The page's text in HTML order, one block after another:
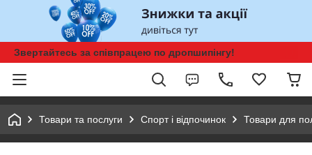
Звертайтесь за співпрацею по дропшипінгу!
Товари та послуги Спорт і відпочинок Товари для